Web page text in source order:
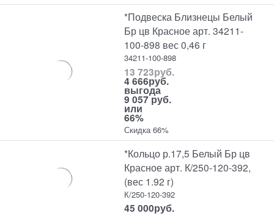
*Подвеска Близнецы Белый
Бр цв Красное арт. 34211-
100-898 вес 0,46 г
34211-100-898
13 723руб.
4 666руб.
выгода
9 057 руб.
или
66%
Скидка 66%
*Кольцо р.17,5 Белый Бр цв
Красное арт. К/250-120-392,
(вес 1.92 г)
К/250-120-392
45 000руб.